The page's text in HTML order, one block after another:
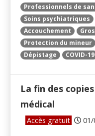
Professionnels de
Soins psychiatriques
Accouchement
Protection du mineur
Dépistage
COVID-19
La fin des
médical
Accès gratuit 01/